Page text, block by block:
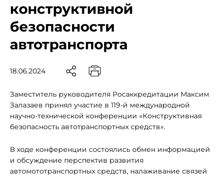
конструктивной
безопасности
автотранспорта
18.06.2024
Заместитель руководителя Росаккредитации Максим
Залазаев принял участие в 119-й международной
научно-технической конференции «Конструктивная
безопасность автотранспортных средств».
В ходе конференции состоялись обмен информацией
и обсуждение перспектив развития
автомототранспортных средств, налаживание связей